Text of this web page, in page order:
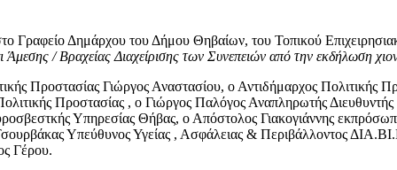
Δημάρχου του Δήμου Θηβαίων, του Τοπικού
/ Βραχείας Διαχείρισης των Συνεπειών από την εκδήλωση
Προστασίας Γιώργος Αναστασίου, ο Αντιδήμαρχος Πολιτικής
Προστασίας , ο Γιώργος Παλόγος Αναπληρωτής
Υπηρεσίας Θήβας, ο Απόστολος Γιακογιάννης
Υπεύθυνος Υγείας , Ασφάλειας & Περιβάλλοντος
Γέρου.